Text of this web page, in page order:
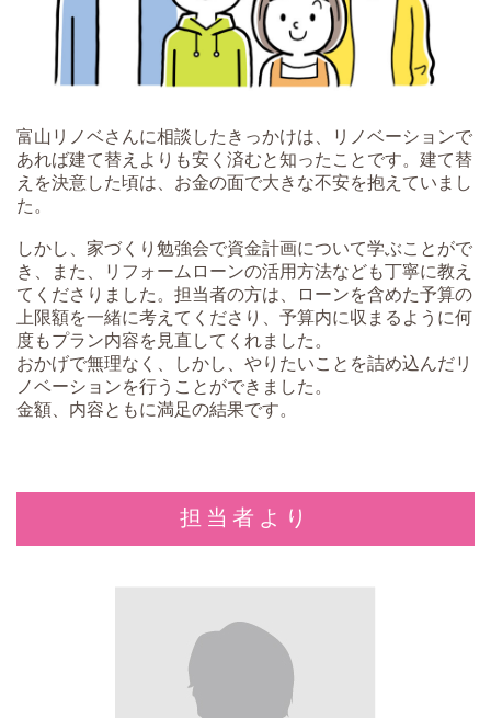
富山リノベさんに相談したきっかけは、リノベーションで
あれば建て替えよりも安く済むと知ったことです。建て替
えを決意した頃は、お金の面で大きな不安を抱えていまし
た。
しかし、家づくり勉強会で資金計画について学ぶことがで
き、また、リフォームローンの活用方法なども丁寧に教え
てくださりました。担当者の方は、ローンを含めた予算の
上限額を一緒に考えてくださり、予算内に収まるように何
度もプラン内容を見直してくれました。
おかげで無理なく、しかし、やりたいことを詰め込んだリ
ノベーションを行うことができました。
金額、内容ともに満足の結果です。
担当者より